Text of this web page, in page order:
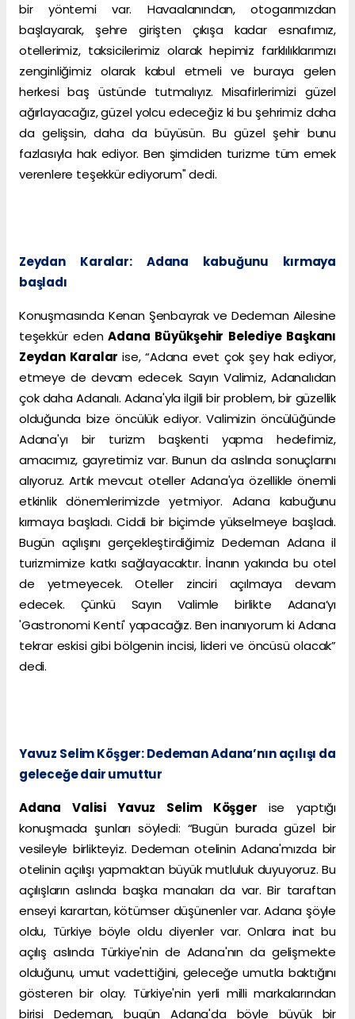
bir yöntemi var. Havaalanından, otogarımızdan
başlayarak, şehre girişten çıkışa kadar esnafımız,
otellerimiz, taksicilerimiz olarak hepimiz farklılıklarımızı
zenginliğimiz olarak kabul etmeli ve buraya gelen
herkesi baş üstünde tutmalıyız. Misafirlerimizi güzel
ağırlayacağız, güzel yolcu edeceğiz ki bu şehrimiz daha
da gelişsin, daha da büyüsün. Bu güzel şehir bunu
fazlasıyla hak ediyor. Ben şimdiden turizme tüm emek
verenlere teşekkür ediyorum" dedi.
Zeydan Karalar: Adana kabuğunu kırmaya
başladı
Konuşmasında Kenan Şenbayrak ve Dedeman Ailesine
teşekkür edenAdana Büyükşehir Belediye Başkanı
Zeydan Karalarise, “Adana evet çok şey hak ediyor,
etmeye de devam edecek. Sayın Valimiz, Adanalıdan
çok daha Adanalı. Adana'yla ilgili bir problem, bir güzellik
olduğunda bize öncülük ediyor. Valimizin öncülüğünde
Adana'yı bir turizm başkenti yapma hedefimiz,
amacımız, gayretimiz var. Bunun da aslında sonuçlarını
alıyoruz. Artık mevcut oteller Adana'ya özellikle önemli
etkinlik dönemlerimizde yetmiyor. Adana kabuğunu
kırmaya başladı. Ciddi bir biçimde yükselmeye başladı.
Bugün açılışını gerçekleştirdiğimiz Dedeman Adana il
turizmimize katkı sağlayacaktır. İnanın yakında bu otel
de yetmeyecek. Oteller zinciri açılmaya devam
edecek. Çünkü Sayın Valimle birlikte Adana’yı
'Gastronomi Kenti' yapacağız. Ben inanıyorum ki Adana
tekrar eskisi gibi bölgenin incisi, lideri ve öncüsü olacak”
dedi.
Yavuz Selim Köşger: Dedeman Adana’nın açılışı da
geleceğe dair umuttur
Adana Valisi Yavuz Selim Köşger ise yaptığı
konuşmada şunları söyledi: “Bugün burada güzel bir
vesileyle birlikteyiz. Dedeman otelinin Adana'mızda bir
otelinin açılışı yapmaktan büyük mutluluk duyuyoruz. Bu
açılışların aslında başka manaları da var. Bir taraftan
enseyi karartan, kötümser düşünenler var. Adana şöyle
oldu, Türkiye böyle oldu diyenler var. Onlara inat bu
açılış aslında Türkiye'nin de Adana'nın da gelişmekte
olduğunu, umut vadettiğini, geleceğe umutla baktığını
gösteren bir olay. Türkiye'nin yerli milli markalarından
birisi Dedeman, bugün Adana'da böyle büyük bir